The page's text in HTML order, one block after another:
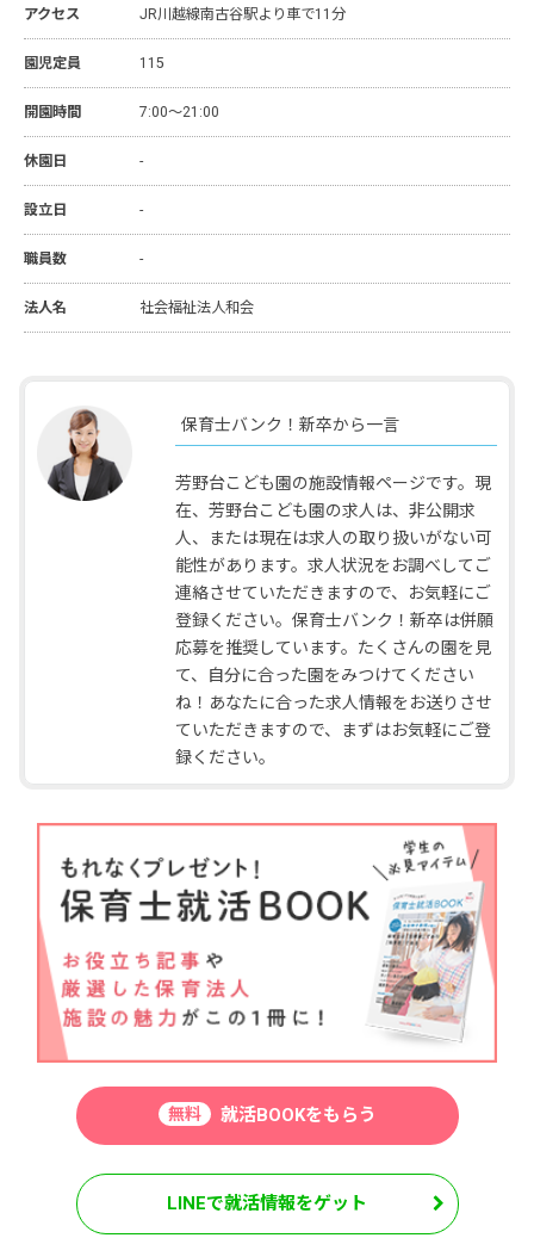
アクセス JR川越線南古谷駅より車で11分
園児定員 115
開園時間 7:00～21:00
休園日 -
設立日 -
職員数 -
法人名 社会福祉法人和会
保育士バンク！新卒から一言
芳野台こども園の施設情報ページです。現
在、芳野台こども園の求人は、非公開求
人、または現在は求人の取り扱いがない可
能性があります。求人状況をお調べしてご
連絡させていただきますので、お気軽にご
登録ください。保育士バンク！新卒は併願
応募を推奨しています。たくさんの園を見
て、自分に合った園をみつけてください
ね！あなたに合った求人情報をお送りさせ
ていただきますので、まずはお気軽にご登
録ください。
無料 就活BOOKをもらう
LINEで就活情報をゲット